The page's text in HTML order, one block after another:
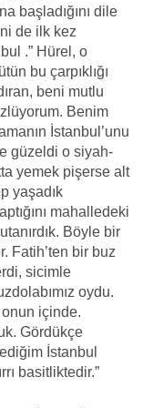
başladığını dile
de ilk kez
.” Hürel, o
bu çarpıklığı
beni mutlu
Benim
İstanbul’unu
güzeldi o siyah-
yemek pişerse alt
yaşadık
mahalledeki
Böyle bir
Fatih’ten bir buz
sicimle
oydu.
içinde.
Gördükçe
İstanbul
basitliktedir.”